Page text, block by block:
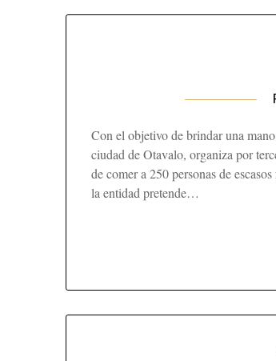
Con el objetivo de brindar una
ciudad de Otavalo, organiza por
de comer a 250 personas de
la entidad pretende…